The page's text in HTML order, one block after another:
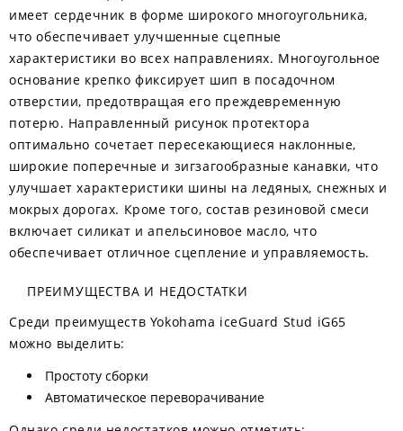
имеет сердечник в форме широкого многоугольника,
что обеспечивает улучшенные сцепные
характеристики во всех направлениях. Многоугольное
основание крепко фиксирует шип в посадочном
отверстии, предотвращая его преждевременную
потерю. Направленный рисунок протектора
оптимально сочетает пересекающиеся наклонные,
широкие поперечные и зигзагообразные канавки, что
улучшает характеристики шины на ледяных, снежных и
мокрых дорогах. Кроме того, состав резиновой смеси
включает силикат и апельсиновое масло, что
обеспечивает отличное сцепление и управляемость.
ПРЕИМУЩЕСТВА И НЕДОСТАТКИ
Среди преимуществ Yokohama iceGuard Stud iG65
можно выделить:
Простоту сборки
Автоматическое переворачивание